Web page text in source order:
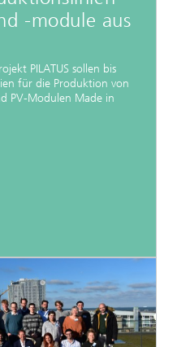
-module aus
PILATUS sollen bis
für die Produktion von
PV-Modulen Made in